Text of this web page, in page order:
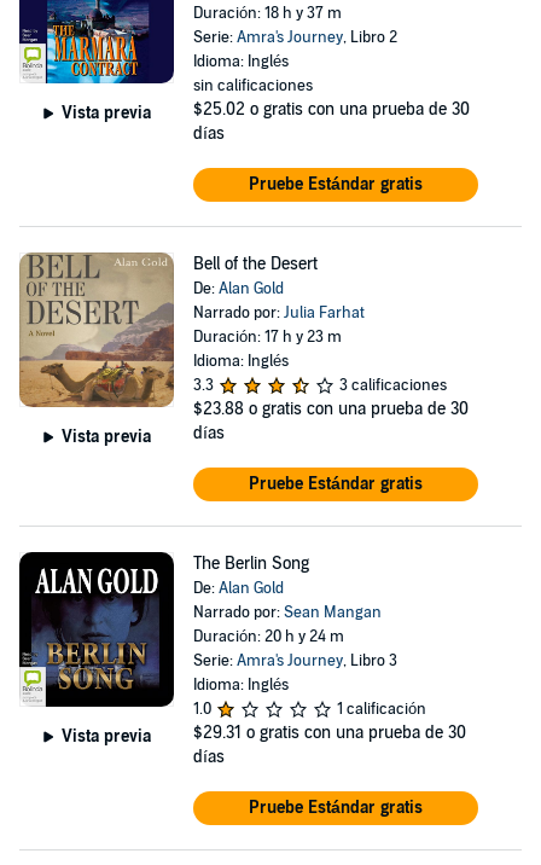
Vista previa
Duración: 18 h y 37 m
Serie:Amra's Journey, Libro 2
Idioma: Inglés
sin calificaciones
$25.02 o gratis con una prueba de 30
días
Pruebe Estándar gratis
Vista previa
Bell of the Desert
De:Alan Gold
Narrado por:Julia Farhat
Duración: 17 h y 23 m
Idioma: Inglés
3.3
3 calificaciones
$23.88 o gratis con una prueba de 30
días
Pruebe Estándar gratis
Vista previa
The Berlin Song
De:Alan Gold
Narrado por:Sean Mangan
Duración: 20 h y 24 m
Serie:Amra's Journey, Libro 3
Idioma: Inglés
1.0
1 calificación
$29.31 o gratis con una prueba de 30
días
Pruebe Estándar gratis